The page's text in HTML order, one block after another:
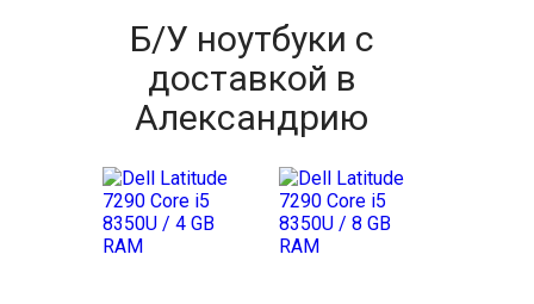
Б/У ноутбуки с
доставкой в
Александрию